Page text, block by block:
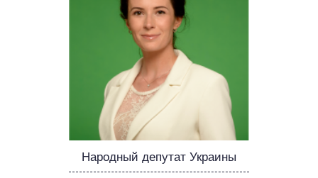
ОБЕЩАНИЯ В ПРОЦЕССЕ
ВСЕ ОБЕЩАНИЯ
АРХИВНЫЕ ОБЕЩАНИЯ
Народный депутат Украины